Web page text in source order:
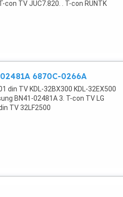
con TV JUC7.820. . T-con RUNTK
6870C-0266A
din TV KDL-32BX300 KDL-32EX500
BN41-02481A 3. T-con TV LG
TV 32LF2500